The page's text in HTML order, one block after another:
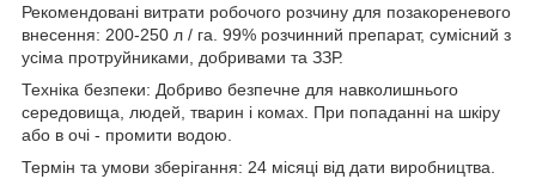
Рекомендовані витрати робочого розчину для позакореневого
внесення: 200-250 л / га. 99% розчинний препарат, сумісний з
усіма протруйниками, добривами та ЗЗР.
Техніка безпеки: Добриво безпечне для навколишнього
середовища, людей, тварин і комах. При попаданні на шкіру
або в очі - промити водою.
Термін та умови зберігання: 24 місяці від дати виробництва.